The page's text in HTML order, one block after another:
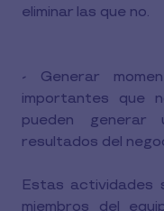
eliminar las que no.
- Generar
importantes que
pueden
resultados del
Estas actividades
miembros del